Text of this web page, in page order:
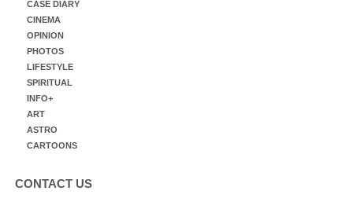
CASE DIARY
CINEMA
OPINION
PHOTOS
LIFESTYLE
SPIRITUAL
INFO+
ART
ASTRO
CARTOONS
CONTACT US